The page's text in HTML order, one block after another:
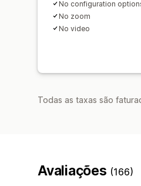
No configuration
No zoom
No video
Todas as taxas são
Avaliações (166)